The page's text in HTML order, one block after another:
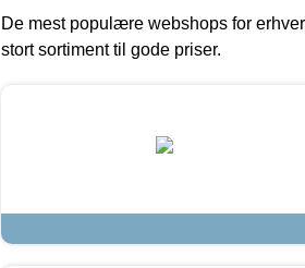
De mest populære webshops for
stort sortiment til gode priser.